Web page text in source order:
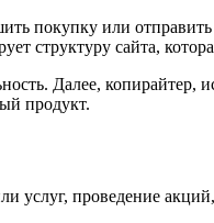
покупку или
структуру сайта,
Далее,
продукт.
услуг, проведение